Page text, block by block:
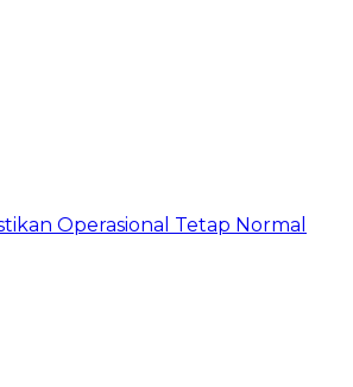
Operasional Tetap Normal